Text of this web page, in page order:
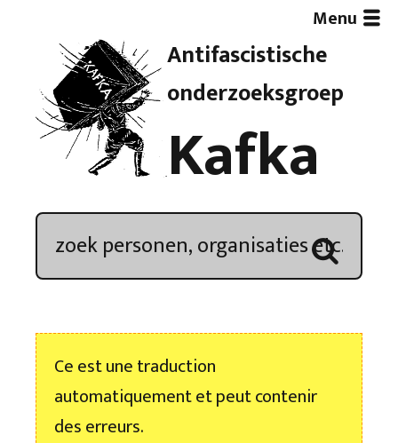
Antifascistische
onderzoeksgroep
Kafka
Menu
Artikelen
Demonstratieoverzicht
Kroniek
Nieuwsbrief
Ce est une traduction
automatiquement et peut contenir
des erreurs.